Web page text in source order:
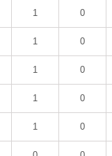
1 0
1 0
1 0
1 0
1 0